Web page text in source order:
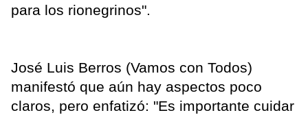
para los rionegrinos".
José Luis Berros (Vamos con Todos)
manifestó que aún hay aspectos poco
claros, pero enfatizó: "Es importante cuidar